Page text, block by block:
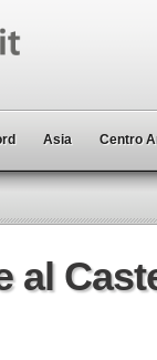
Asia Centro
al